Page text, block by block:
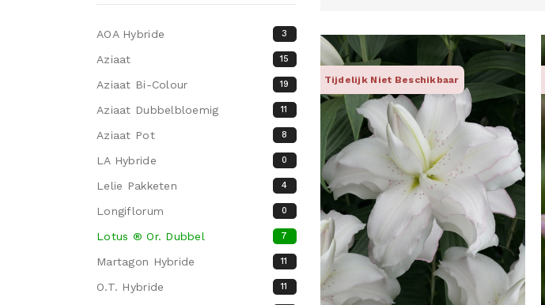
AOA Hybride 3
Aziaat 15
Aziaat Bi-Colour 19
Aziaat Dubbelbloemig 11
Aziaat Pot 8
LA Hybride 0
Lelie Pakketen 4
Longiflorum 0
Lotus ® Or. Dubbel 7
Martagon Hybride 11
O.T. Hybride 11
Tijdelijk Niet Beschikbaar